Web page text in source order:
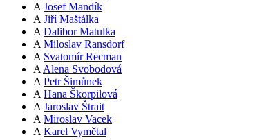
A Josef Mandík
A Jiří Maštálka
A Dalibor Matulka
A Miloslav Ransdorf
A Svatomír Recman
A Alena Svobodová
A Petr Šimůnek
A Hana Škorpilová
A Jaroslav Štrait
A Miroslav Vacek
A Karel Vymětal